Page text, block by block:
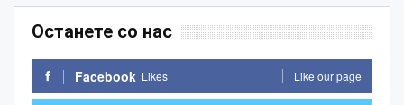
Останете со нас
Facebook Likes Like our page